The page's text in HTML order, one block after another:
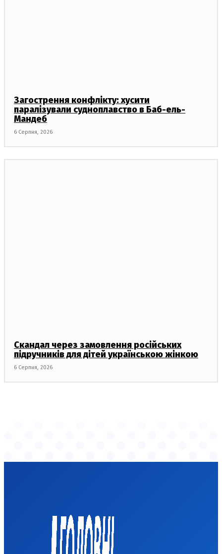
Загострення конфлікту: хусити
паралізували судноплавство в Баб-ель-
Мандеб
6 Серпня, 2026
Скандал через замовлення російських
підручників для дітей українською жінкою
6 Серпня, 2026